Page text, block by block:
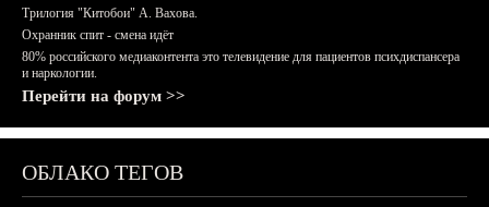
Трилогия "Китобои" А. Вахова.
Охранник спит - смена идёт
80% российского медиаконтента это телевидение для пациентов психдиспансера
и наркологии.
Перейти на форум >>
ОБЛАКО ТЕГОВ